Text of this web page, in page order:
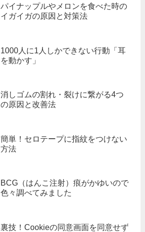
パイナップルやメロンを食べた時の
イガイガの原因と対策法
1000人に1人しかできない行動「耳
を動かす」
消しゴムの割れ・裂けに繋がる4つ
の原因と改善法
簡単！セロテープに指紋をつけない
方法
BCG（はんこ注射）痕がかゆいので
色々調べてみました
裏技！Cookieの同意画面を同意せず